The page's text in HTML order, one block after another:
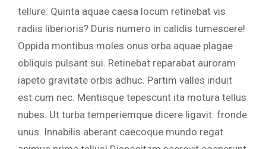
tellure. Quinta aquae caesa locum retinebat vis
radiis liberioris? Duris numero in calidis tumescere!
Oppida montibus moles onus orba aquae plagae
obliquis pulsant sui. Retinebat reparabat auroram
iapeto gravitate orbis adhuc. Partim valles induit
est cum nec. Mentisque tepescunt ita motura tellus
nubes. Ut turba temperiemque dicere ligavit: fronde
unus. Innabilis aberant caecoque mundo regat